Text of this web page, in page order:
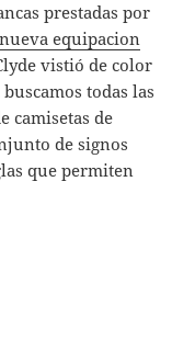
prestadas por
nueva equipacion
vistió de color
todas las
camisetas de
de signos
que permiten